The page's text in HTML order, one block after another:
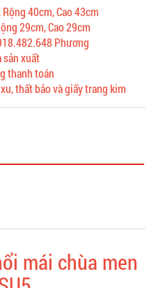
40cm, Cao 43cm
29cm, Cao 29cm
Phương
sản xuất
thanh toán
thất bảo và giấy trang kim
mái chùa men